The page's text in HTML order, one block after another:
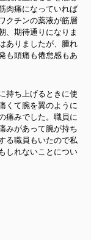
肉痛になっていれば
クチンの薬液が筋層
、期待通りになりま
ありましたが、腫れ
も頭痛も倦怠感もあ
持ち上げるときに使
くて腕を翼のように
痛みでした。職員に
みがあって腕が持ち
る職員もいたので私
しれないことについ